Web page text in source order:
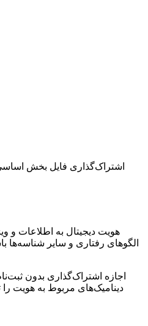
اشتراک‌گذاری فایل بخش
هویت دیجیتال به اطلاعات و
الگوهای رفتاری و سایر شناسه‌ها
دینامیک‌های مربوط به هویت را